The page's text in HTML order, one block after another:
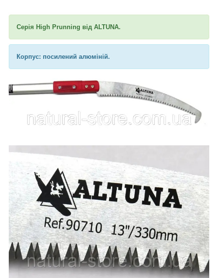
Серія High Prunning від ALTUNA.
Корпус: посилений алюміній.